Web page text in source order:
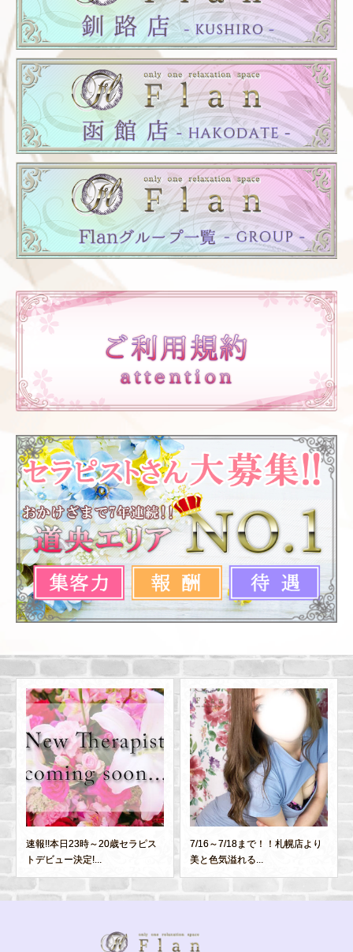
速報!!本日23時～20歳セラピス
トデビュー決定!...
7/16～7/18まで！！札幌店より
美と色気溢れる...